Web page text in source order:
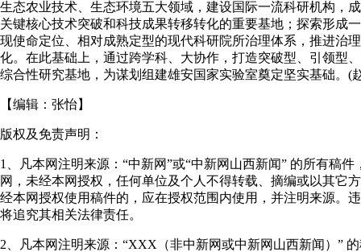
生态农业技术、生态环境五大领域，建设国际一流科研机构，
关键核心技术突破和科技成果转移转化的重要基地；探索形成
现使命定位、相对成熟定型的现代科研院所治理体系，推进治
化。在此基础上，通过跨学科、大协作，打造突破型、引领型
综合性研究基地，为谋划组建雄安国家实验室奠定坚实基础。(
【编辑： 张怡】
版权及免责声明：
1、凡本网注明来源：“中新网”或“中新网山西新闻” 的所有稿
网，未经本网授权，任何单位及个人不得转载、摘编或以其它
经本网授权使用稿件的，应在授权范围内使用，并注明来源。
将追究其相关法律责任。
2、凡本网注明来源：“XXX（非中新网或中新网山西新闻）”